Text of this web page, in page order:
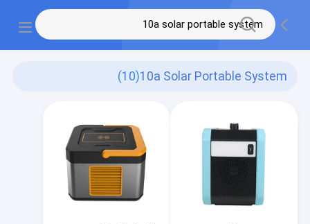
10a Solar Portable System
(10)